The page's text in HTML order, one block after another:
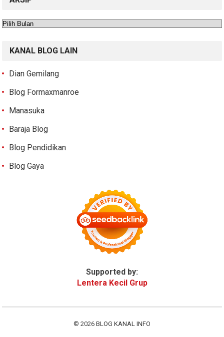
Arsip
KANAL BLOG LAIN
Dian Gemilang
Blog Formaxmanroe
Manasuka
Baraja Blog
Blog Pendidikan
Blog Gaya
Supported by:
Lentera Kecil Grup
© 2026 BLOG KANAL INFO